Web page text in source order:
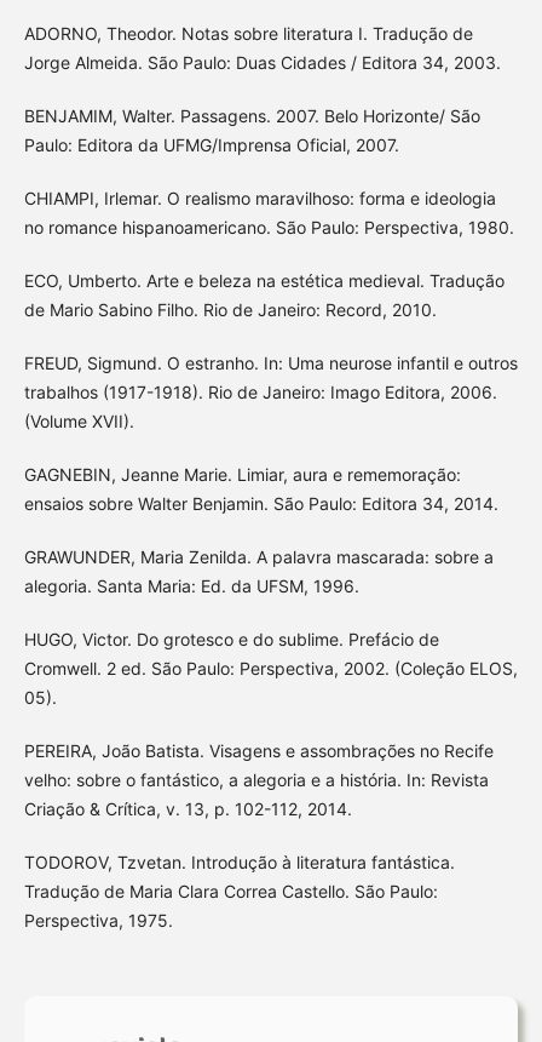
ADORNO, Theodor. Notas sobre literatura I. Tradução de
Jorge Almeida. São Paulo: Duas Cidades / Editora 34, 2003.
BENJAMIM, Walter. Passagens. 2007. Belo Horizonte/ São
Paulo: Editora da UFMG/Imprensa Oficial, 2007.
CHIAMPI, Irlemar. O realismo maravilhoso: forma e ideologia
no romance hispanoamericano. São Paulo: Perspectiva, 1980.
ECO, Umberto. Arte e beleza na estética medieval. Tradução
de Mario Sabino Filho. Rio de Janeiro: Record, 2010.
FREUD, Sigmund. O estranho. In: Uma neurose infantil e outros
trabalhos (1917-1918). Rio de Janeiro: Imago Editora, 2006.
(Volume XVII).
GAGNEBIN, Jeanne Marie. Limiar, aura e rememoração:
ensaios sobre Walter Benjamin. São Paulo: Editora 34, 2014.
GRAWUNDER, Maria Zenilda. A palavra mascarada: sobre a
alegoria. Santa Maria: Ed. da UFSM, 1996.
HUGO, Victor. Do grotesco e do sublime. Prefácio de
Cromwell. 2 ed. São Paulo: Perspectiva, 2002. (Coleção ELOS,
05).
PEREIRA, João Batista. Visagens e assombrações no Recife
velho: sobre o fantástico, a alegoria e a história. In: Revista
Criação & Crítica, v. 13, p. 102-112, 2014.
TODOROV, Tzvetan. Introdução à literatura fantástica.
Tradução de Maria Clara Correa Castello. São Paulo:
Perspectiva, 1975.